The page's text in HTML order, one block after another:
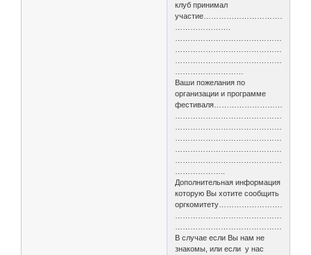
клуб принимал
участие…………………………………
Ваши пожелания по
организации и программе
Дополнительная информация
которую Вы хотите сообщить
В случае если Вы нам не
знакомы, или если у нас